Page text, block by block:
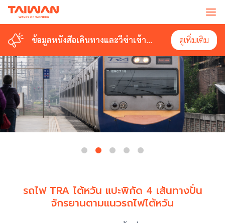
ข้อมูลหนังสือเดินทางและวีซ่าเข้า
ดูเพิ่มเติม
รถไฟ TRA ไต้หวัน แปะพิกัด 4 เส้นทางปั่น
จักรยานตามแนวรถไฟไต้หวัน